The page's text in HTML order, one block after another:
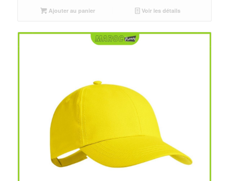
était :
Ajouter au panier Voir les détails